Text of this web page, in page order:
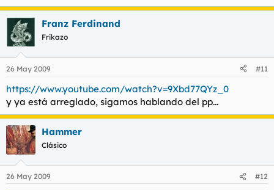
Franz Ferdinand
Frikazo
26 May 2009 #11
https://www.youtube.com/watch?v=9Xbd77QYz_0
y ya está arreglado, sigamos hablando del pp...
Hammer
Clásico
26 May 2009 #12